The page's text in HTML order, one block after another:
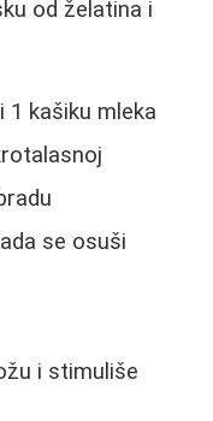
od želatina i
1 kašiku mleka
se osuši
i stimuliše